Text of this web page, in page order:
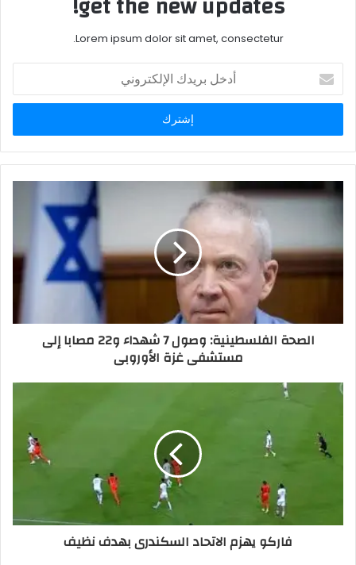
Lorem ipsum dolor sit amet, consectetur.
أدخل
بريدك
الإلكتروني
الصحة الفلسطينية: وصول 7 شهداء و22 مصابا إلى
مستشفى غزة الأوروبى
فاركو يهزم الاتحاد السكندرى بهدف نظيف